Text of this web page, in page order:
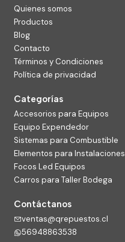
Quienes somos
Productos
Blog
Contacto
Términos y Condiciones
Política de privacidad
Categorías
Accesorios para Equipos
Equipo Expendedor
Sistemas para Combustible
Elementos para Instalaciones
Focos Led Equipos
Carros para Taller Bodega
Contáctanos
ventas@qrepuestos.cl
56948863538